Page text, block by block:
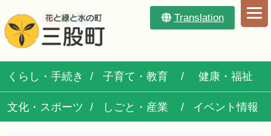
Translation
くらし・手続き 子育て・教育 健康・福祉
文化・スポーツ しごと・産業 イベント情報